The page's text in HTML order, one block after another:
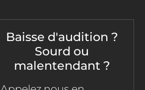
Baisse d'audition ?
Sourd ou
malentendant ?